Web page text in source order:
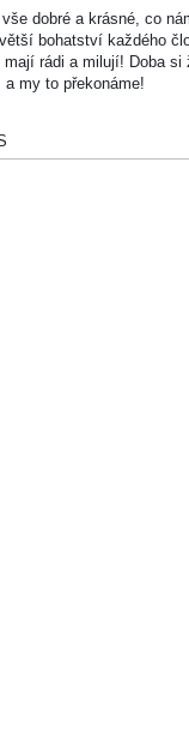
dobré a krásné, co
bohatství každého
rádi a milují! Doba
my to překonáme!